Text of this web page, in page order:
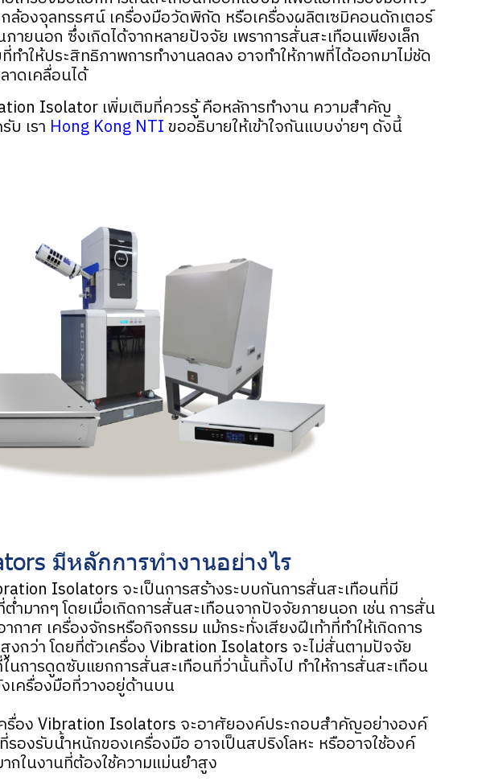
ล้องจุลทรรศน์ เครื่องมือวัดพิกัด หรือเครื่องผลิตเซมิคอนดักเตอร์
ายนอก ซึ่งเกิดได้จากหลายปัจจัย เพราการสั่นสะเทือนเพียงเล็ก
ำให้ประสิทธิภาพการทำงานลดลง อาจทำให้ภาพที่ได้ออกมาไม่ชัด
าดเคลื่อนได้
Isolator เพิ่มเติมที่ควรรู้ คือหลัการทำงาน ความสำคัญ
บ เรา Hong Kong NTIขออธิบายให้เข้าใจกันแบบง่ายๆ ดังนี้
มีหลักการทำงานอย่างไร
Isolators จะเป็นการสร้างระบบกันการสั่นสะเทือนที่มี
ำมากๆ โดยเมื่อเกิดการสั่นสะเทือนจากปัจจัยภายนอก เช่น การสั่น
กาศ เครื่องจักรหรือกิจกรรม แม้กระทั่งเสียงฝีเท้าที่ทำให้เกิดการ
งกว่า โดยที่ตัวเครื่อง Vibration Isolators จะไม่สั่นตามปัจจัย
นการดูดซับแยกการสั่นสะเทือนที่ว่านั้นทิ้งไป ทำให้การสั่นสะเทือน
เครื่องมือที่วางอยู่ด้านบน
รื่อง Vibration Isolators จะอาศัยองค์ประกอบสำคัญอย่างองค์
องรับน้ำหนักของเครื่องมือ อาจเป็นสปริงโลหะ หรืออาจใช้องค์
ในงานที่ต้องใช้ความแม่นยำสูง